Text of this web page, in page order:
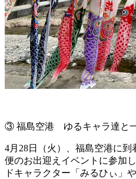
③ 福島空港 ゆるキャラ達と
4月28日（火）、福島空港に
便のお出迎えイベントに参加
ドキャラクター「みるひぃ」